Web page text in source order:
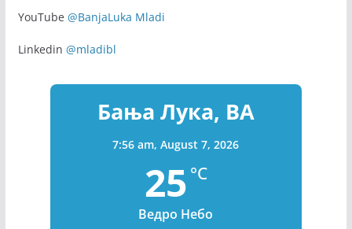
YouTube @BanjaLuka Mladi
Linkedin @mladibl
Бања Лука, BA
7:56 am,August 7, 2026
25 °C
Ведро Небо